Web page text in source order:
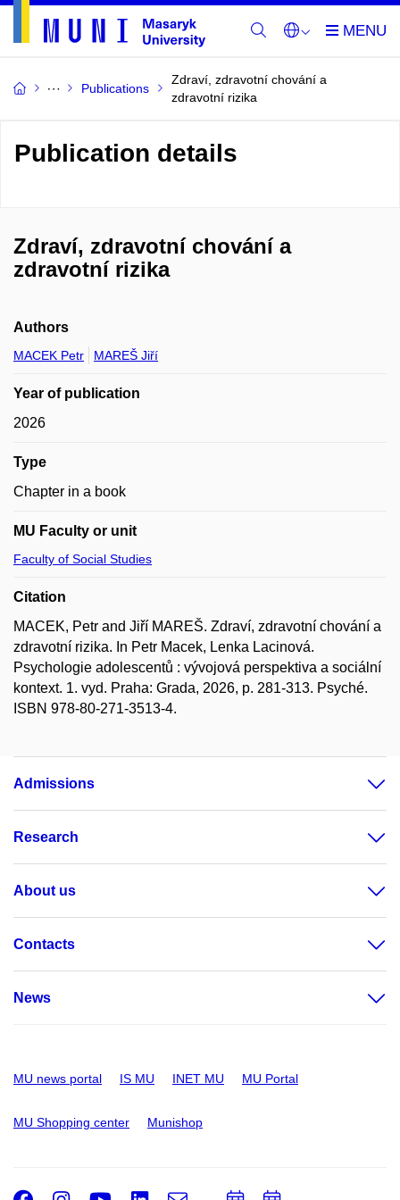
Publications
Zdraví, zdravotní chování a
zdravotní rizika
Publication details
Zdraví, zdravotní chování a
zdravotní rizika
Authors
MACEK Petr MAREŠ Jiří
Year of publication
2026
Type
Chapter in a book
MU Faculty or unit
Faculty of Social Studies
Citation
MACEK, Petr and Jiří MAREŠ. Zdraví, zdravotní chování a
zdravotní rizika. In Petr Macek, Lenka Lacinová.
Psychologie adolescentů : vývojová perspektiva a sociální
kontext. 1. vyd. Praha: Grada, 2026, p. 281-313. Psyché.
ISBN 978-80-271-3513-4.
Admissions
Research
About us
Contacts
News
MU news portal IS MU INET MU MU Portal
MU Shopping center Munishop